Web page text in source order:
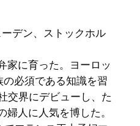
デン、ストックホル
家に育った。ヨーロッ
必須である知識を習
交界にデビューし、た
婦人に人気を博した。